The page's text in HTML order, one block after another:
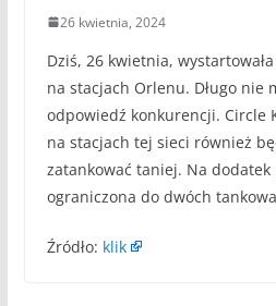
26 kwietnia, 2024
Dziś, 26 kwietnia,
na stacjach Orlenu. Długo nie
odpowiedź konkurencji. Circle
na stacjach tej sieci również
zatankować taniej. Na
ograniczona do dwóch
Źródło: klik